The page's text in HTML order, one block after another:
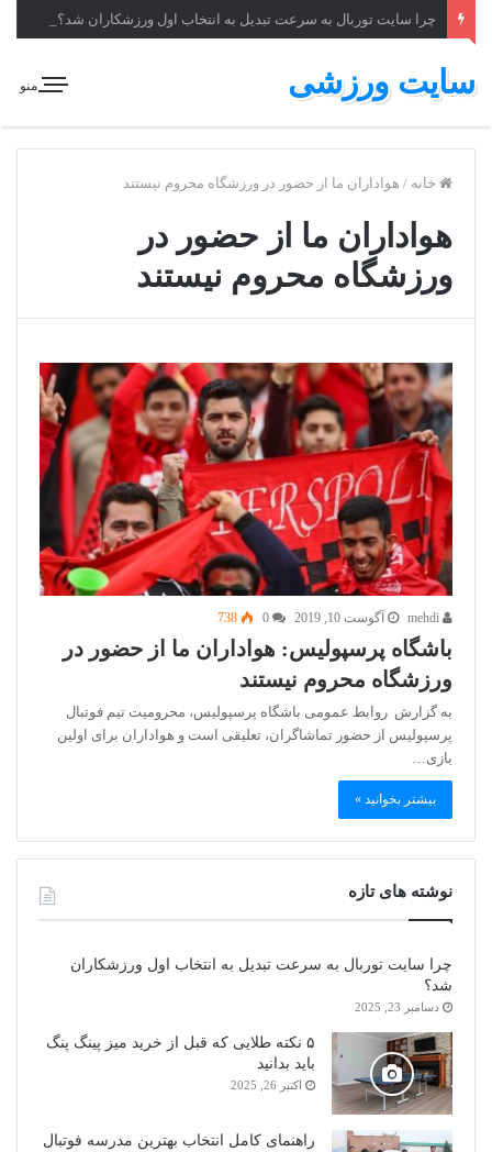
چرا سایت توربال به ‌سرعت تبدیل به انتخاب اول ورزشکاران شد؟
منو سایت ورزشی
خانه / هواداران ما از حضور در ورزشگاه محروم نیستند
هواداران ما از حضور در
ورزشگاه محروم نیستند
آگوست 10, 2019 738
باشگاه پرسپولیس: هواداران ما از حضور در
ورزشگاه محروم نیستند
به گزارش روابط عمومی باشگاه پرسپولیس، محرومیت تیم فوتبال
پرسپولیس از حضور تماشاگران، تعلیقی است و هواداران برای اولین
بازی…
بیشتر بخوانید »
نوشته های تازه
چرا سایت توربال به ‌سرعت تبدیل به انتخاب اول ورزشکاران
شد؟
دسامبر 23, 2025
۵ نکته طلایی که قبل از خرید میز پینگ پنگ
باید بدانید
اکتبر 26, 2025
راهنمای کامل انتخاب بهترین مدرسه فوتبال